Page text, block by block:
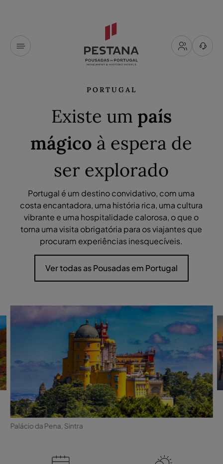
PORTUGAL
Existe um país
mágico à espera de
ser explorado
Portugal é um destino convidativo, com uma
costa encantadora, uma história rica, uma cultura
vibrante e uma hospitalidade calorosa, o que o
torna uma visita obrigatória para os viajantes que
procuram experiências inesquecíveis.
Ver todas as Pousadas em Portugal
Palácio da Pena, Sintra